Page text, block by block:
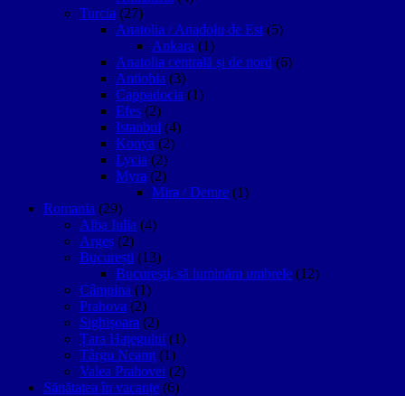
Turcia (27)
Anatolia / Anadolu de Est (5)
Ankara (1)
Anatolia centrală și de nord (6)
Antiohia (3)
Cappadocia (1)
Efes (2)
Istanbul (4)
Konya (2)
Lycia (2)
Myra (2)
Mira / Demre (1)
Romania (29)
Alba Iulia (4)
Argeș (2)
București (13)
București, să luminăm umbrele (12)
Câmpina (1)
Prahova (2)
Sighişoara (2)
Țara Hațegului (1)
Târgu Neamţ (1)
Valea Prahovei (2)
Sănătatea în vacanțe (6)